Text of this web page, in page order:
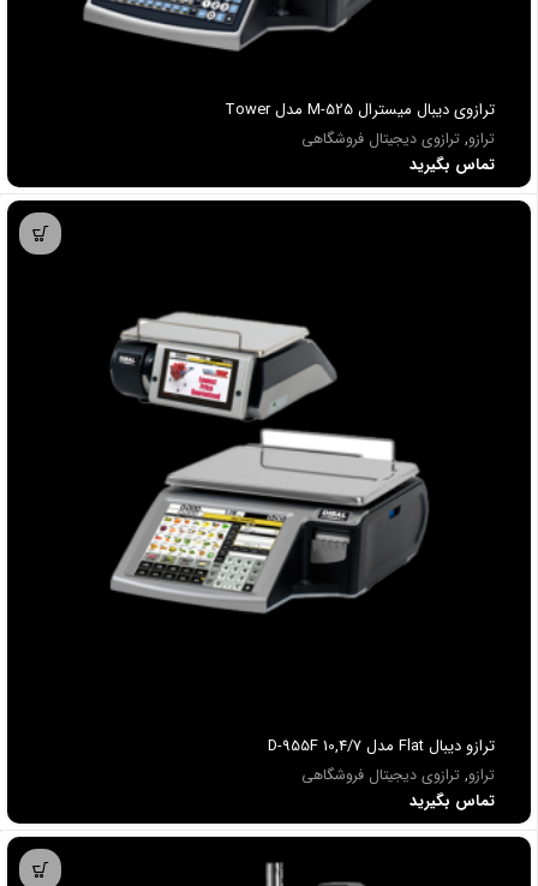
ترازوی دیبال میسترال M-525 مدل Tower
ترازو, ترازوی دیجیتال فروشگاهی
تماس بگیرید
ترازو ديبال Flat مدل D-955F 10,4/7
ترازو, ترازوی دیجیتال فروشگاهی
تماس بگیرید